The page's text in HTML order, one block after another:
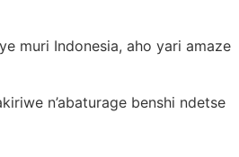
muri Indonesia, aho yari amaze
n’abaturage benshi ndetse